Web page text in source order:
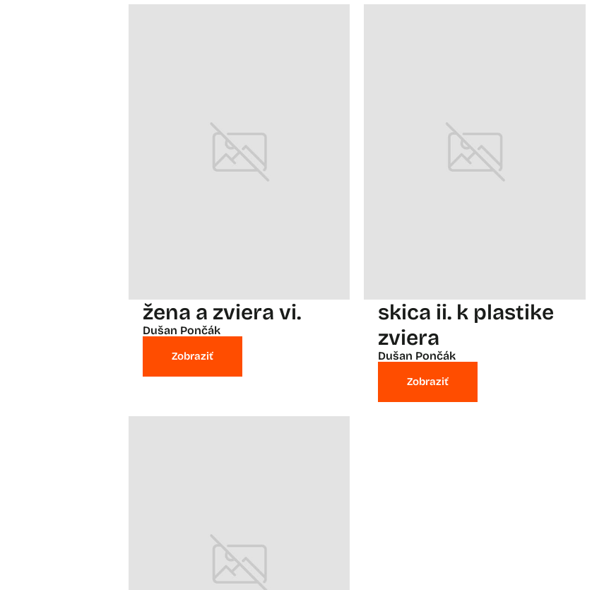
žena a zviera vi.
Dušan Pončák
Zobraziť
skica ii. k plastike
zviera
Dušan Pončák
Zobraziť